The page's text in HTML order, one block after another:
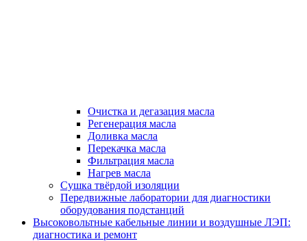
Очистка и дегазация масла
Регенерация масла
Доливка масла
Перекачка масла
Фильтрация масла
Нагрев масла
Сушка твёрдой изоляции
Передвижные лаборатории для диагностики
оборудования подстанций
Высоковольтные кабельные линии и воздушные ЛЭП:
диагностика и ремонт